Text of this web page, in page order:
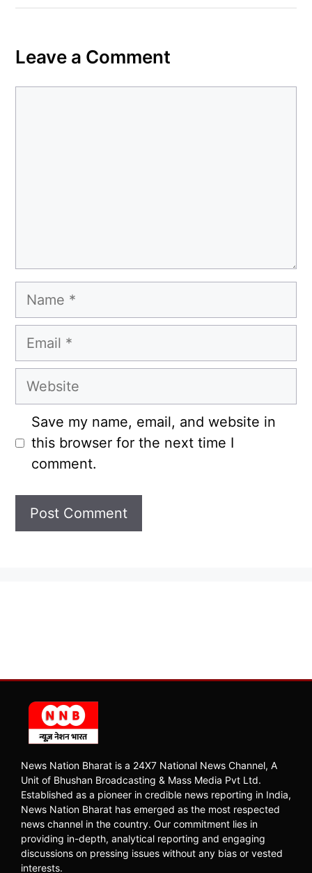
Leave a Comment
Name
Email
Website
Save my name, email, and website in
this browser for the next time I
comment.
News Nation Bharat is a 24X7 National News Channel, A
Unit of Bhushan Broadcasting & Mass Media Pvt Ltd.
Established as a pioneer in credible news reporting in India,
News Nation Bharat has emerged as the most respected
news channel in the country. Our commitment lies in
providing in-depth, analytical reporting and engaging
discussions on pressing issues without any bias or vested
interests.